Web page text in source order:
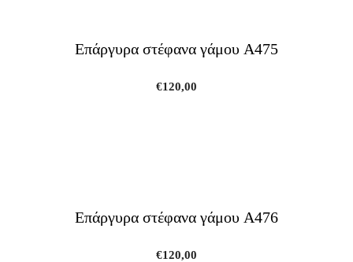
Επάργυρα στέφανα γάμου A475
€120,00
Επάργυρα στέφανα γάμου A476
€120,00